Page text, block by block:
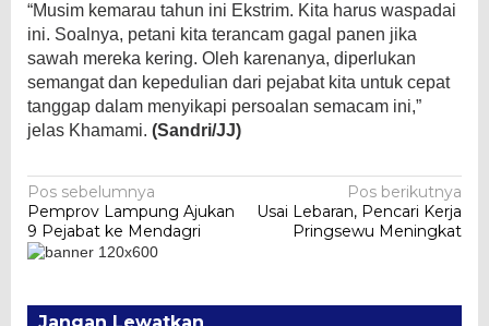
“Musim kemarau tahun ini Ekstrim. Kita harus waspadai
ini. Soalnya, petani kita terancam gagal panen jika
sawah mereka kering. Oleh karenanya, diperlukan
semangat dan kepedulian dari pejabat kita untuk cepat
tanggap dalam menyikapi persoalan semacam ini,”
jelas Khamami. (Sandri/JJ)
Navigasi
pos
Pos sebelumnya
Pemprov Lampung Ajukan
9 Pejabat ke Mendagri
Pos berikutnya
Usai Lebaran, Pencari Kerja
Pringsewu Meningkat